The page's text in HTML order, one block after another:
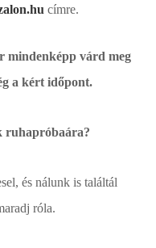
címre.
mindenképp várd meg
a kért időpont.
ruhapróbaára?
és nálunk is találtál
róla.